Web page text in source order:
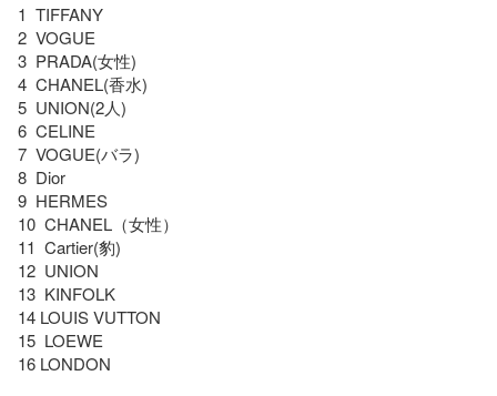
1  TIFFANY
2  VOGUE
3  PRADA(女性)
4  CHANEL(香水)
5  UNION(2人)
6  CELINE
7  VOGUE(バラ)
8  Dior
9  HERMES
10  CHANEL（女性）
11  Cartier(豹)
12  UNION
13  KINFOLK
14 LOUIS VUTTON
15  LOEWE
16 LONDON